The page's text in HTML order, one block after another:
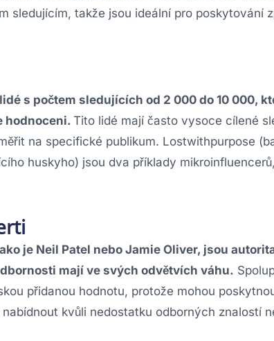
sledujícím, takže jsou ideální pro poskytování
s počtem sledujících od 2 000 do 10 000,
hodnoceni.Tito lidé mají často vysoce cílené
na specifické publikum. Lostwithpurpose
huskyho) jsou dva příklady
je Neil Patel nebo Jamie Oliver, jsou
mají ve svých odvětvích váhu.
přidanou hodnotu, protože mohou
kvůli nedostatku odborných znalostí